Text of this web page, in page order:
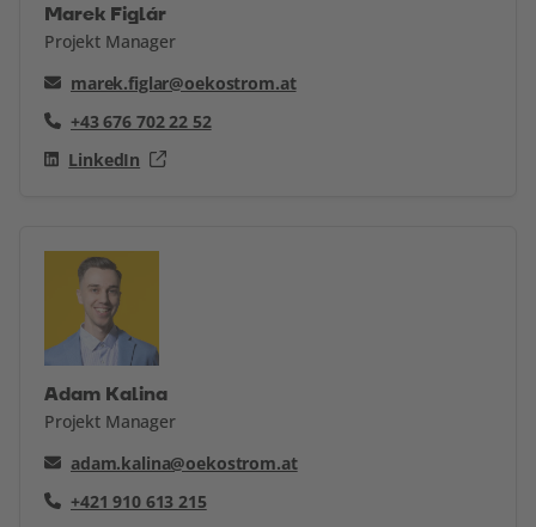
Marek Figlár
Projekt Manager
marek.figlar@oekostrom.at
+43 676 702 22 52
LinkedIn
Adam Kalina
Projekt Manager
adam.kalina@oekostrom.at
+421 910 613 215